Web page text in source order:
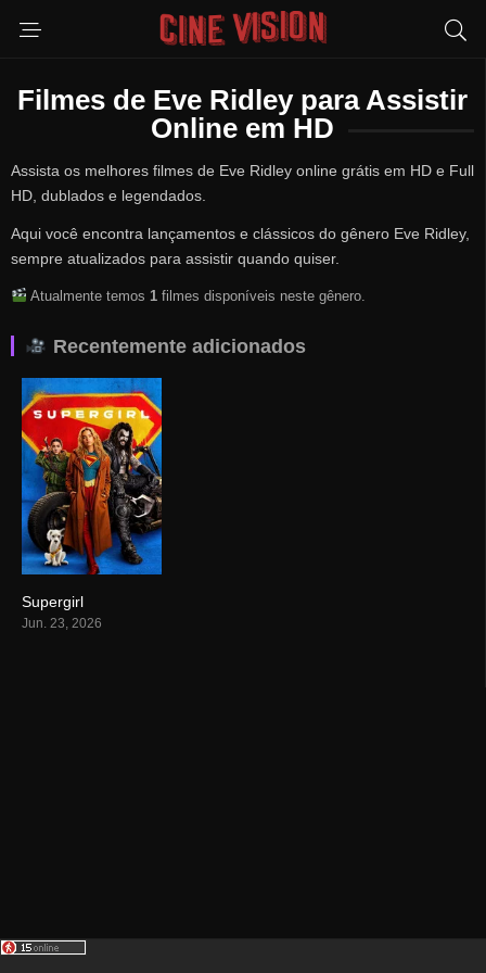
Filmes de Eve Ridley para Assistir
Online em HD
Assista os melhores filmes de Eve Ridley online grátis em HD e Full
HD, dublados e legendados.
Aqui você encontra lançamentos e clássicos do gênero Eve Ridley,
sempre atualizados para assistir quando quiser.
Atualmente temos 1filmes disponíveis neste gênero.
Recentemente adicionados
Supergirl
Jun. 23, 2026